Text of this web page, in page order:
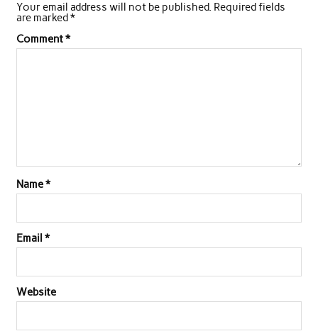
b
o
t
e
r
s
p
e
I
l
e
Your email address will not be published. Required fields
are marked*
Comment*
Name*
Email *
Website